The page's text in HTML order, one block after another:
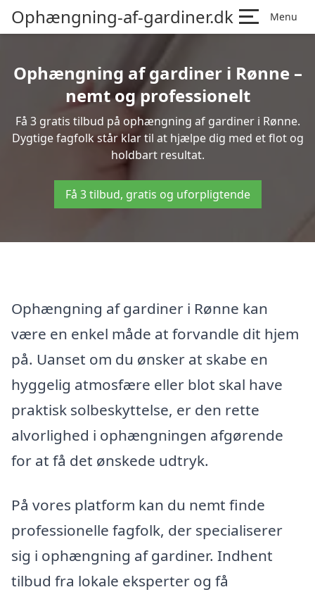
Ophængning-af-gardiner.dk Menu
Ophængning af gardiner i Rønne –
nemt og professionelt
Få 3 gratis tilbud på ophængning af gardiner i Rønne.
Dygtige fagfolk står klar til at hjælpe dig med et flot og
holdbart resultat.
Få 3 tilbud, gratis og uforpligtende
Ophængning af gardiner i Rønne kan
være en enkel måde at forvandle dit hjem
på. Uanset om du ønsker at skabe en
hyggelig atmosfære eller blot skal have
praktisk solbeskyttelse, er den rette
alvorlighed i ophængningen afgørende
for at få det ønskede udtryk.
På vores platform kan du nemt finde
professionelle fagfolk, der specialiserer
sig i ophængning af gardiner. Indhent
tilbud fra lokale eksperter og få